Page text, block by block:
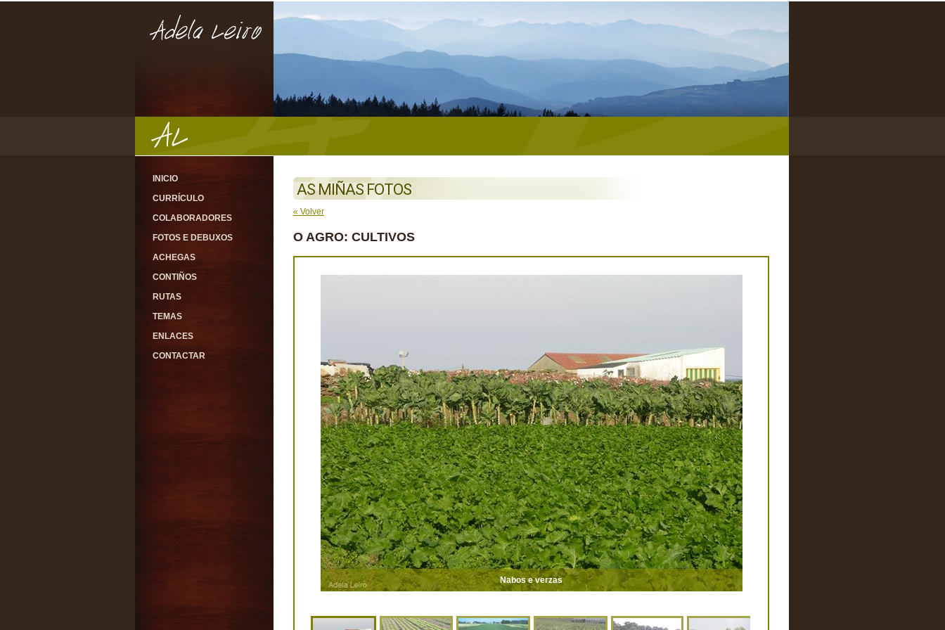
INICIO
CURRÍCULO
COLABORADORES
FOTOS E DEBUXOS
ACHEGAS
CONTIÑOS
RUTAS
TEMAS
ENLACES
CONTACTAR
AS MIÑAS FOTOS
« Volver
O AGRO: CULTIVOS
Nabos e verzas